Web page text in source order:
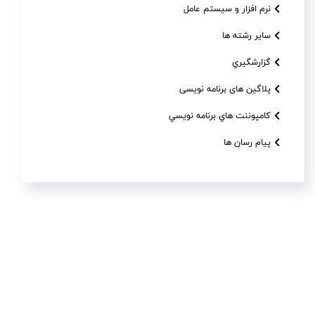
نرم افزار و سیستم عامل
سایر رشته ها
گزارشگيري
پلاگین های برنامه نویسی
کامپوننت هاي برنامه نويسي
پیام رسان ها